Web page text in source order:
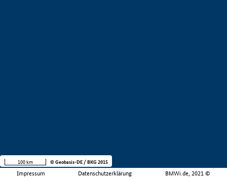
Impressum Datenschutzerklärung BMWi.de, 2021 ©
100 km © Geobasis-DE / BKG 2015